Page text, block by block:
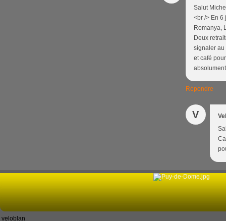
Salut
<br /> En 6
Romanya,
Deux
signaler au
et café
Répondre
V
veloblan